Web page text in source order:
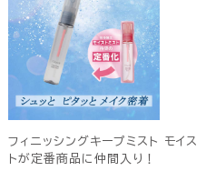
フィニッシングキープミスト モイス
トが定番商品に仲間入り！